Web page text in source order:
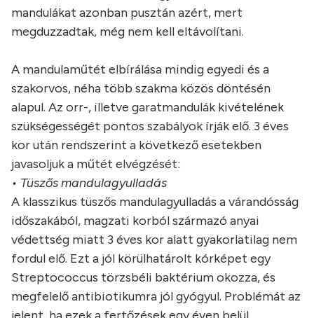
mandulákat azonban pusztán azért, mert
megduzzadtak, még nem kell eltávolítani.
A mandulaműtét elbírálása mindig egyedi és a
szakorvos, néha több szakma közös döntésén
alapul. Az orr-, illetve garatmandulák kivételének
szükségességét pontos szabályok írják elő. 3 éves
kor után rendszerint a következő esetekben
javasoljuk a műtét elvégzését:
• Tüszős mandulagyulladás
A klasszikus tüszős mandulagyulladás a várandósság
időszakából, magzati korból származó anyai
védettség miatt 3 éves kor alatt gyakorlatilag nem
fordul elő. Ezt a jól körülhatárolt kórképet egy
Streptococcus törzsbéli baktérium okozza, és
megfelelő antibiotikumra jól gyógyul. Problémát az